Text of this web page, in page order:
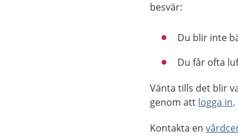
besvär:
Du blir inte
Du får ofta
Vänta tills det blir
genom att logga in.
Kontakta en